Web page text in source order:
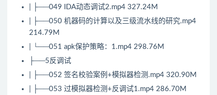
| ├──049 IDA动态调试2.mp4 327.24M
| ├──050 机器码的计算以及三级流水线的研究.mp4
214.79M
| └──051 apk保护策略：1.mp4 298.76M
├──5反调试
| ├──052 签名校验案例+模拟器检测.mp4 320.90M
| ├──053 过模拟器检测+反调试1.mp4 286.70M